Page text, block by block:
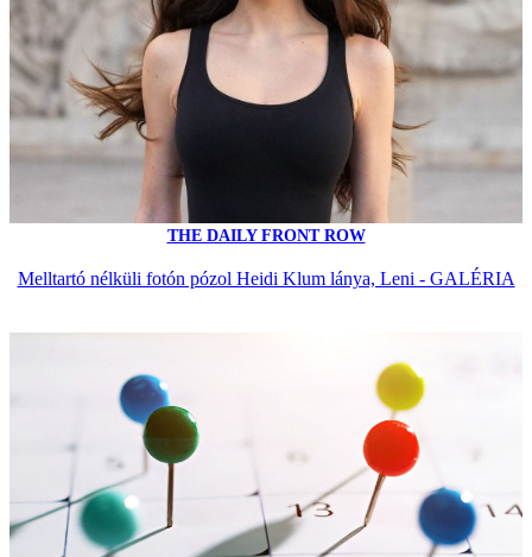
THE DAILY FRONT ROW
Melltartó nélküli fotón pózol Heidi Klum lánya, Leni - GALÉRIA